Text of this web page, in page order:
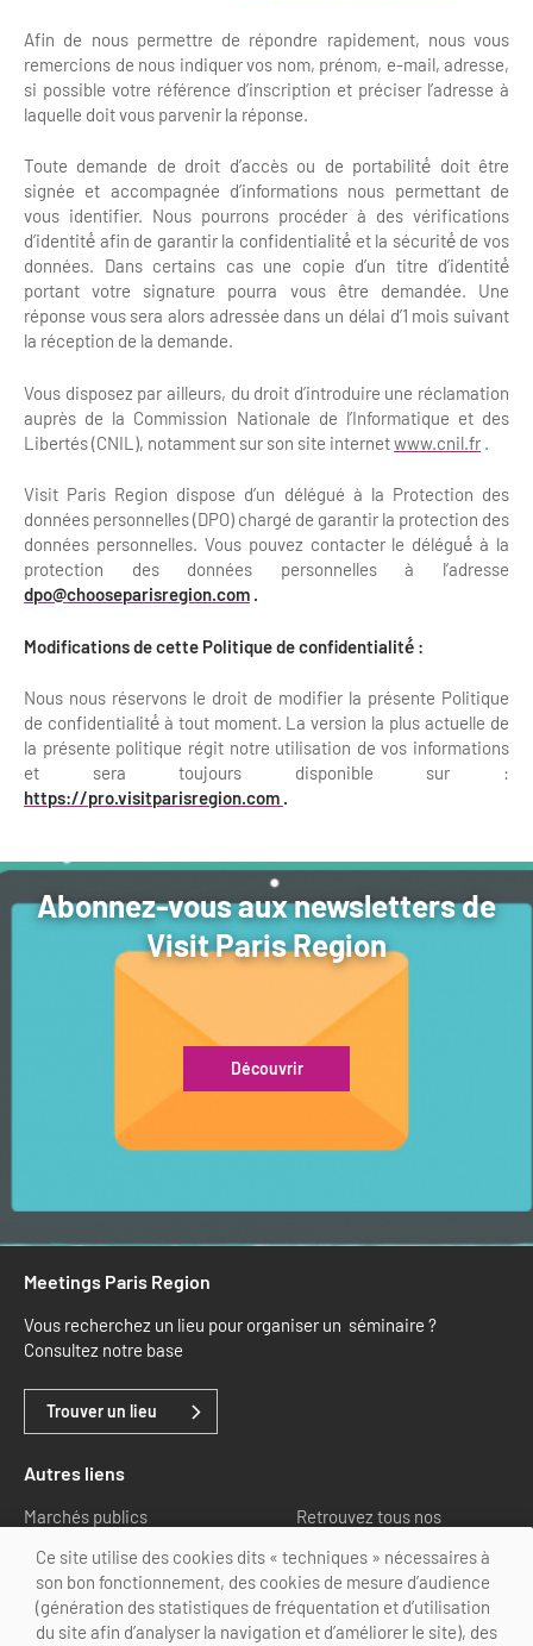
Afin de nous permettre de répondre rapidement, nous vous
remercions de nous indiquer vos nom, prénom, e-mail, adresse,
si possible votre référence d’inscription et préciser l’adresse à
laquelle doit vous parvenir la réponse.
Toute demande de droit d’accès ou de portabilité́ doit être
signée et accompagnée d’informations nous permettant de
vous identifier. Nous pourrons procéder à des vérifications
d’identité́ afin de garantir la confidentialité́ et la sécurité́ de vos
données. Dans certains cas une copie d’un titre d’identité́
portant votre signature pourra vous être demandée. Une
réponse vous sera alors adressée dans un délai d’1 mois suivant
la réception de la demande.
Vous disposez par ailleurs, du droit d’introduire une réclamation
auprès de la Commission Nationale de l’Informatique et des
Libertés (CNIL), notamment sur son site internetwww.cnil.fr .
Visit Paris Region dispose d’un délégué à la Protection des
données personnelles (DPO) chargé de garantir la protection des
données personnelles. Vous pouvez contacter le délégué́ à la
protection des données personnelles à l’adresse
dpo@chooseparisregion.com .
Modifications de cette Politique de confidentialité́ :
Nous nous réservons le droit de modifier la présente Politique
de confidentialité́ à tout moment. La version la plus actuelle de
la présente politique régit notre utilisation de vos informations
et sera toujours disponible sur :
https://pro.visitparisregion.com .
Abonnez-vous aux newsletters de
Visit Paris Region
Découvrir
Meetings Paris Region
Vous recherchez un lieu pour organiser un séminaire ?
Consultez notre base
Trouver un lieu
Autres liens
Marchés publics
Retrouvez tous nos
Nous suivre
Ce site utilise des cookies dits « techniques » nécessaires à
son bon fonctionnement, des cookies de mesure d’audience
(génération des statistiques de fréquentation et d’utilisation
du site afin d’analyser la navigation et d’améliorer le site), des